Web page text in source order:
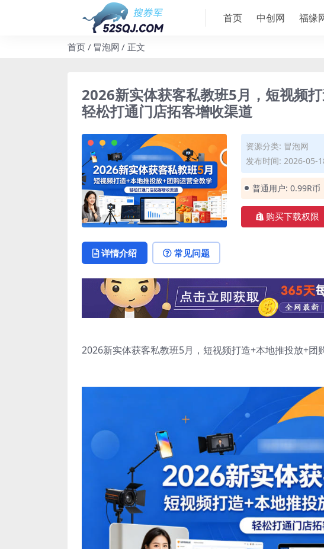
首页 中创网 福缘
首页 冒泡网 正文
2026新实体获客私教班5月，短视频
轻松打通门店拓客增收渠道
资源分类: 冒泡网
发布时间: 2026-05-
普通用户: 0.99R币
购买下载权限
详情介绍 常见问题
2026新实体获客私教班5月，短视频打造+本地推投放+